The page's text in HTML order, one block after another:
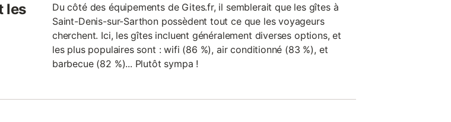
les
Du côté des équipements de Gites.fr, il semblerait que les gîtes à
Saint-Denis-sur-Sarthon possèdent tout ce que les voyageurs
cherchent. Ici, les gîtes incluent généralement diverses options, et
les plus populaires sont : wifi (86 %), air conditionné (83 %), et
barbecue (82 %)... Plutôt sympa !